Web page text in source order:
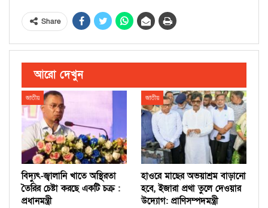
Share
আরো দেখুন
জাতীয়
বিদ্যুৎ-জ্বালানি খাতে অস্থিরতা
তৈরির চেষ্টা করছে একটি চক্র :
প্রধানমন্ত্রী
জাতীয়
হাওরে মাছের অভয়াশ্রম বাড়ানো
হবে, ইজারা প্রথা তুলে দেওয়ার
উদ্যোগ: প্রাণিসম্পদমন্ত্রী